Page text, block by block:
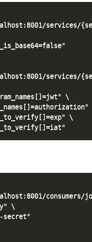
services/
services/
\
\
consumers/
\
secret"